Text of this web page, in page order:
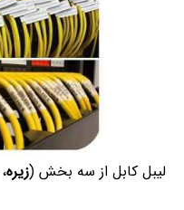
لیبل کابل از سه بخش (زیره